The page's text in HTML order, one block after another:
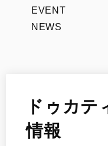
EVENT
NEWS
ドゥカテ
情報